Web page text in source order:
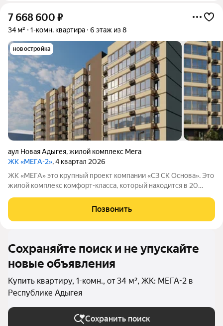
7 668 600 ₽
34 м² 1-комн. квартира 6 этаж из 8
новостройка
аул Новая Адыгея,жилой комплекс Мега
ЖК «МЕГА-2», 4 квартал 2026
ЖК «МЕГА» это крупный проект компании «СЗ СК Основа». Это
жилой комплекс комфорт-класса, который находится в 20
Позвонить
Сохраняйте поиск и не упускайте
новые объявления
Купить квартиру, 1-комн., от 34 м², ЖК: МЕГА-2 в
Республике Адыгея
Сохранить поиск